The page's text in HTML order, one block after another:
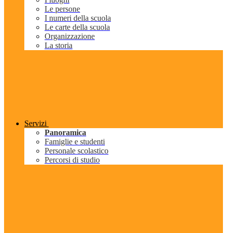
Le persone
I numeri della scuola
Le carte della scuola
Organizzazione
La storia
Servizi
Panoramica
Famiglie e studenti
Personale scolastico
Percorsi di studio